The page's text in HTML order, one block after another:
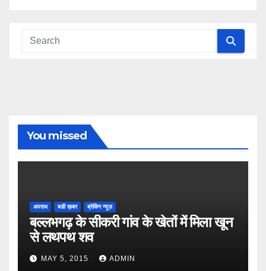
You missed
अपराध बडी ख़बर ब्रेकिंग न्यूज़
बल्लभगढ़ के सीकरी गांव के खेतों में मिला खून
से लथपथ शव
MAY 5, 2015 ADMIN